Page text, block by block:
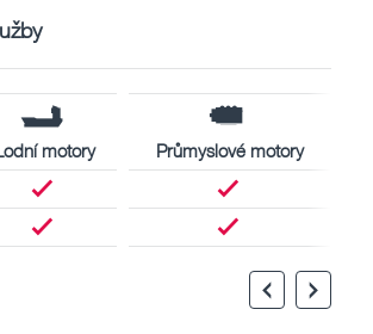
motory
Průmyslové motory